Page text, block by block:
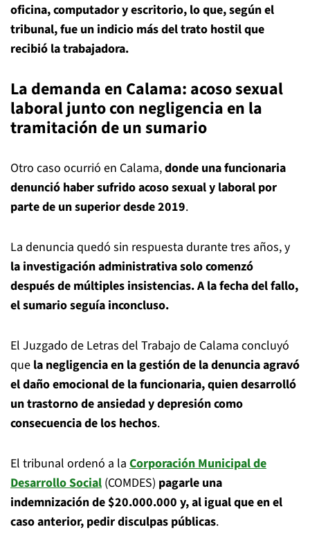
oficina, computador y escritorio, lo que, según el
tribunal, fue un indicio más del trato hostil que
recibió la trabajadora.
La demanda en Calama: acoso sexual
laboral junto con negligencia en la
tramitación de un sumario
Otro caso ocurrió en Calama,donde una funcionaria
denunció haber sufrido acoso sexual y laboral por
parte de un superior desde 2019.
La denuncia quedó sin respuesta durante tres años, y
la investigación administrativa solo comenzó
después de múltiples insistencias. A la fecha del fallo,
el sumario seguía inconcluso.
El Juzgado de Letras del Trabajo de Calama concluyó
que la negligencia en la gestión de la denuncia agravó
el daño emocional de la funcionaria, quien desarrolló
un trastorno de ansiedad y depresión como
consecuencia de los hechos.
El tribunal ordenó a la Corporación Municipal de
Desarrollo Social (COMDES) pagarle una
indemnización de $20.000.000 y, al igual que en el
caso anterior, pedir disculpas públicas.